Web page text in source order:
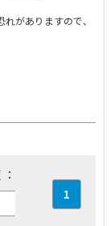
がありますので、
1